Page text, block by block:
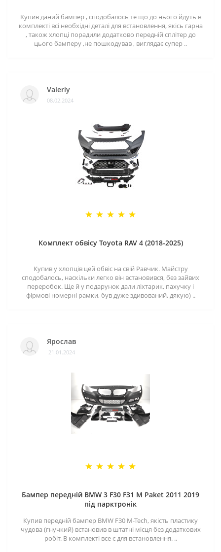
Купив даний бампер , сподобалось те що до нього йдуть в
комплекті всі необхідні деталі для встановлення, якісь гарна
, також хлопці порадили додатково передній сплітер до
цього бамперу ,не пошкодував , виглядає супер ..
Valeriy
08.02.2024
Комплект обвісу Toyota RAV 4 (2018-2025)
Купив у хлопців цей обвіс на свій Равчик. Майстру
сподобалось, наскільки легко він встановився, без зайвих
переробок. Ще й у подарунок дали ліхтарик, пахучку і
фірмові номерні рамки, був дуже здивований, дякую) ..
Ярослав
21.01.2024
Бампер передній BMW 3 F30 F31 M Paket 2011 2019
під парктронік
Купив передній бампер BMW F30 M-Tech, якість пластику
чудова (гнучкий) встановив в штатні місця без додаткових
робіт. В комплекті все є для встановлення. ..